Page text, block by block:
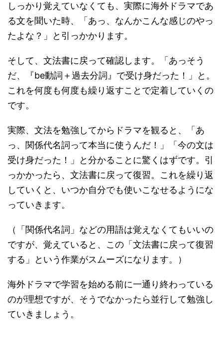
しっかり覚えていなくても、実際に海外ドラマであ
る文を聞いた時、「あっ、なんかこんな感じのやっ
たよな？」と引っかかります。
そして、文法書に戻って確認します。「あっそう
だ、『be動詞＋過去分詞』で受け身だった！」と。
これを何度も何度も繰り返すことで定着していくの
です。
実際、文法を勉強してからドラマを観ると、「あ
っ、関係代名詞って本当に使うんだ！」「今の文は
受け身だった！」と分かることに驚くはずです。引
っかかったら、文法書に戻って復習。これを繰り返
していくと、いつか自分でも使いこなせるようにな
っていきます。
（「関係代名詞」などの用語は覚えなくてもいいの
ですが、覚えていると、この「文法書に戻って復習
する」という作業がスムーズになります。）
海外ドラマで学習を始める前に一通り終わっている
のが理想ですが、そうでなかったら並行して勉強し
ていきましょう。